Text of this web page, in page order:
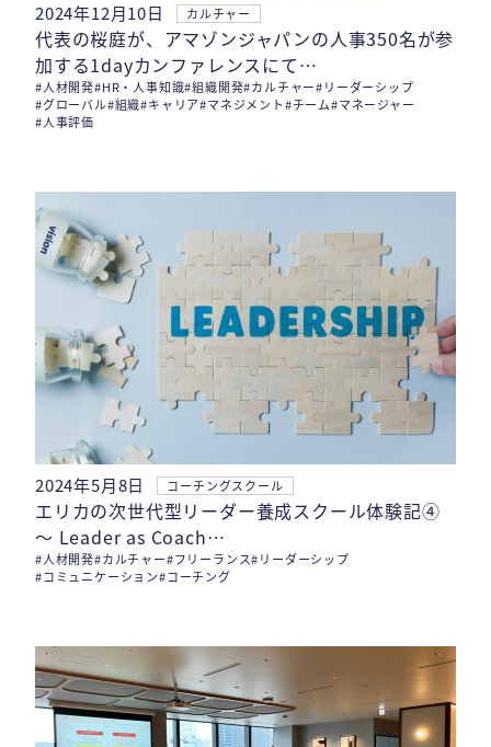
代表の桜庭が、アマゾンジャパンの人事350名が参
加する1dayカンファレンスにて…
2024年12月10日 カルチャー
#人材開発#HR・人事知識#組織開発#カルチャー#リーダーシップ
#グローバル#組織#キャリア#マネジメント#チーム#マネージャー
#人事評価
エリカの次世代型リーダー養成スクール体験記④
〜 Leader as Coach…
2024年5月8日 コーチングスクール
#人材開発#カルチャー#フリーランス#リーダーシップ
#コミュニケーション#コーチング